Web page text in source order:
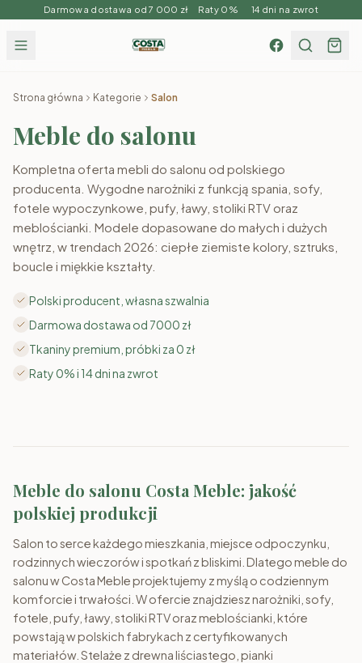
Darmowa dostawa od 7 000 zł Raty 0% 14 dni na zwrot
Strona główna Kategorie Salon
Meble do salonu
Kompletna oferta mebli do salonu od polskiego
producenta. Wygodne narożniki z funkcją spania, sofy,
fotele wypoczynkowe, pufy, ławy, stoliki RTV oraz
meblościanki. Modele dopasowane do małych i dużych
wnętrz, w trendach 2026: ciepłe ziemiste kolory, sztruks,
boucle i miękkie kształty.
Polski producent, własna szwalnia
Darmowa dostawa od 7000 zł
Tkaniny premium, próbki za 0 zł
Raty 0% i 14 dni na zwrot
Meble do salonu Costa Meble: jakość
polskiej produkcji
Salon to serce każdego mieszkania, miejsce odpoczynku,
rodzinnych wieczorów i spotkań z bliskimi. Dlatego meble do
salonu w Costa Meble projektujemy z myślą o codziennym
komforcie i trwałości. W ofercie znajdziesz narożniki, sofy,
fotele, pufy, ławy, stoliki RTV oraz meblościanki, które
powstają w polskich fabrykach z certyfikowanych
materiałów. Stelaże z drewna liściastego, pianki